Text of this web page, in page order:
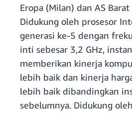
Eropa (Milan) dan AS
Didukung oleh prosesor
generasi ke-5 dengan
inti sebesar 3,2 GHz,
memberikan kinerja
lebih baik dan kinerja
lebih baik dibandingkan
sebelumnya. Didukung